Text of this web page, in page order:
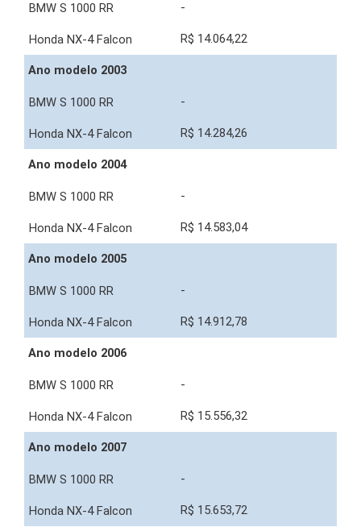
-
R$ 14.064,22
Ano modelo 2003
-
R$ 14.284,26
Ano modelo 2004
-
R$ 14.583,04
Ano modelo 2005
-
R$ 14.912,78
Ano modelo 2006
-
R$ 15.556,32
Ano modelo 2007
-
R$ 15.653,72